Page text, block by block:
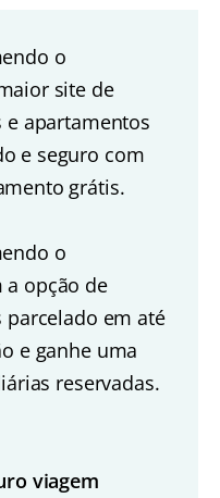
o
site de
e apartamentos
e seguro com
grátis.
o
a opção de
parcelado em até
e ganhe uma
reservadas.
viagem